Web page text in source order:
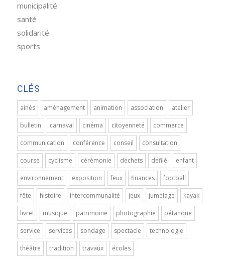
municipalité
santé
solidarité
sports
CLÉS
ainés aménagement animation association atelier
bulletin carnaval cinéma citoyenneté commerce
communication conférence conseil consultation
course cyclisme cérémonie déchets défilé enfant
environnement exposition feux finances football
fête histoire intercommunalité jeux jumelage kayak
livret musique patrimoine photographie pétanque
service services sondage spectacle technologie
théâtre tradition travaux écoles